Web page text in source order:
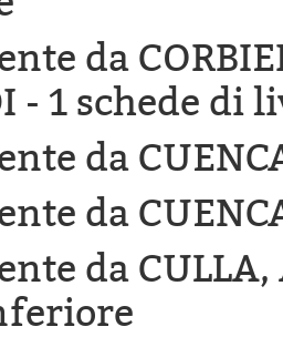
da
- 1 schede di
da
da
da CULLA,